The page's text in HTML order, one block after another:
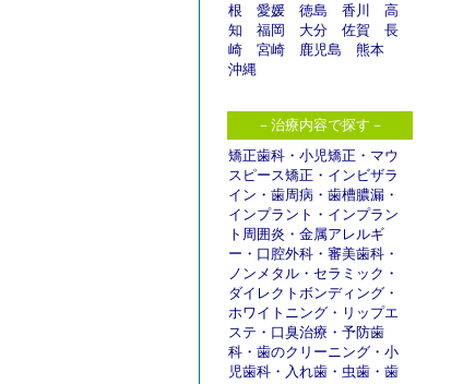
根
愛媛 徳島 香川
高
知
福岡 大分 佐賀
長
崎
宮崎 鹿児島
熊本
沖縄
－治療内容で探す－
矯正歯科 ・ 小児矯正 ・ マウ
スピース矯正 ・ インビザラ
イン ・ 歯周病 ・ 歯槽膿漏 ・
インプラント ・ インプラン
ト周囲炎 ・ 金属アレルギ
ー ・ 口腔外科 ・ 審美歯科 ・
ノンメタル ・ セラミック ・
ダイレクトボンディング ・
ホワイトニング ・ リップエ
ステ ・ 口臭治療 ・ 予防歯
科 ・ 歯のクリーニング ・ 小
児歯科 ・ 入れ歯 ・ 虫歯 ・ 歯